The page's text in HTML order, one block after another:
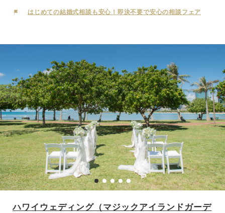
楽しめます。一日一組限定の石垣島ウェディングを贅沢で優雅にお過
はじめての結婚式相談も安心！即決不要で安心の相談フェア
ハワイウェディング（マジックアイランドガーデ